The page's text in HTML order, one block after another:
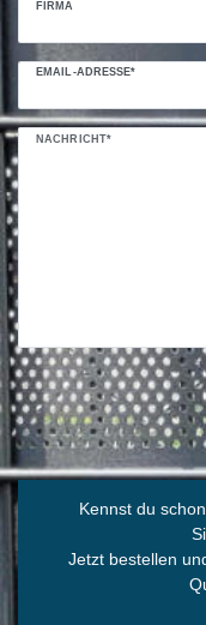
FIRMA
EMAIL-ADRESSE*
NACHRICHT*
Kennst du
Jetzt bestellen